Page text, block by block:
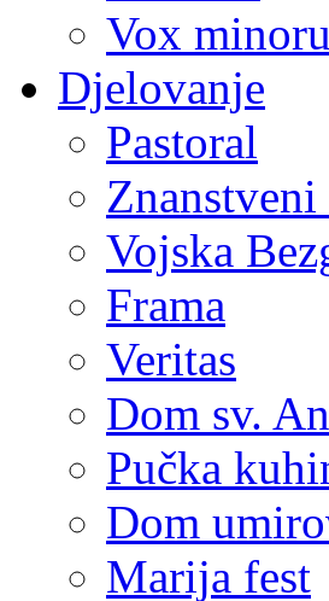
Vox
Djelovanje
Pastoral
Vojska
Frama
Veritas
Dom sv.
Pučka
Dom
Marija fest